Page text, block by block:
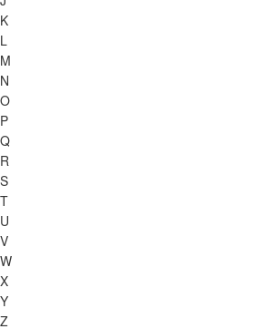
K
L
M
N
O
P
Q
R
S
T
U
V
W
X
Y
Z